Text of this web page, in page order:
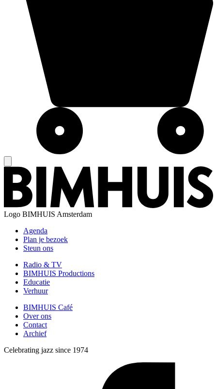
Logo BIMHUIS Amsterdam
Agenda
Plan je bezoek
Steun ons
Radio & TV
BIMHUIS Productions
Educatie
Verhuur
BIMHUIS Café
Over ons
Contact
Archief
Celebrating jazz since 1974